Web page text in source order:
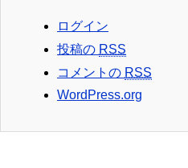
ログイン
投稿の RSS
コメントの RSS
WordPress.org